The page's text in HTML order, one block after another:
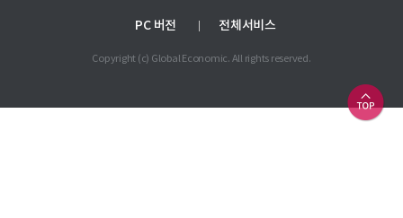
PC 버전 전체서비스
Copyright (c) Global Economic. All rights reserved.